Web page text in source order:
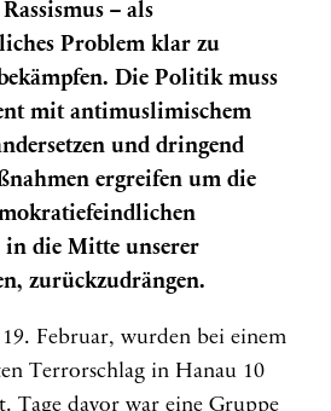
– als
Problem klar zu
Die Politik muss
mit antimuslimischem
und dringend
ergreifen um die
in die Mitte unserer
zurückzudrängen.
Februar, wurden bei einem
Terrorschlag in Hanau 10
Tage davor war eine Gruppe